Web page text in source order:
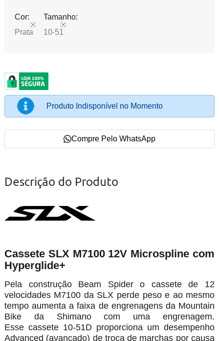
Cor:
Prata
Tamanho:
10-51
Produto Indisponível no Momento
Compre Pelo WhatsApp
Descrição do Produto
Cassete SLX M7100 12V Microspline com
Hyperglide+
Pela construção Beam Spider o cassete de 12
velocidades M7100 da SLX perde peso e ao mesmo
tempo aumenta a faixa de engrenagens da Mountain
Bike da Shimano com uma engrenagem.
Esse cassete 10-51D proporciona um desempenho
Advanced (avançado) de troca de marchas por causa